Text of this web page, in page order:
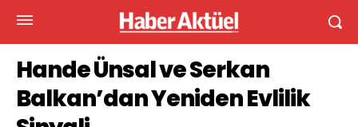
Hande Ünsal ve Serkan
Balkan’dan Yeniden Evlilik